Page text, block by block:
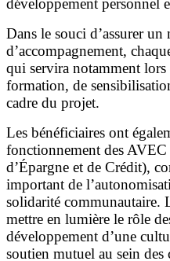
Dans le souci d’assurer
d’accompagnement,
qui servira notamment lors
formation, de
cadre du projet.
Les bénéficiaires ont
fonctionnement des
d’Épargne et de Crédit),
important de
solidarité communautaire.
mettre en lumière le rôle
développement d’une
soutien mutuel au sein des